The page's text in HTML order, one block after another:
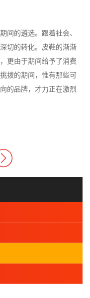
的遴选。跟着社会、
切的转化。皮鞋的渐渐
更由于期间给予了消费
拨的期间，惟有那些可
的品牌，才力正在激烈